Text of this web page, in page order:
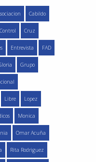
Cabildo
Control Cruz
Entrevista FAD
Grupo
Libre Lopez
Monica
Omar Acuña
Rita Rodriguez